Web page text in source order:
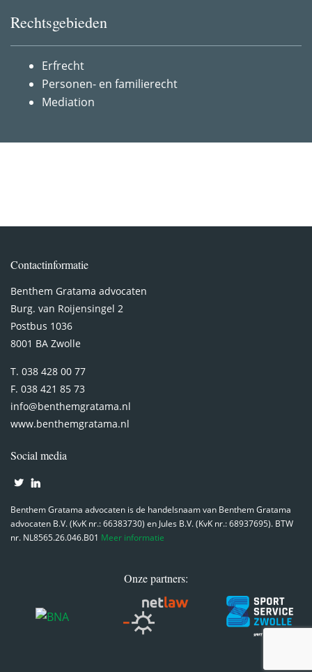
Rechtsgebieden
Erfrecht
Personen- en familierecht
Mediation
Contactinformatie
Benthem Gratama advocaten
Burg. van Roijensingel 2
Postbus 1036
8001 BA Zwolle
T. 038 428 00 77
F. 038 421 85 73
info@benthemgratama.nl
www.benthemgratama.nl
Social media
Benthem Gratama advocaten is de handelsnaam van Benthem Gratama
advocaten B.V. (KvK nr.: 66383730) en Jules B.V. (KvK nr.: 68937695). BTW
nr. NL8565.26.046.B01 Meer informatie
Onze partners: